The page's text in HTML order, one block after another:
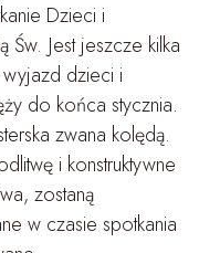
Dzieci i
Św. Jest jeszcze kilka
dzieci i
do końca stycznia.
zwana kolędą.
i konstruktywne
zostaną
w czasie spotkania